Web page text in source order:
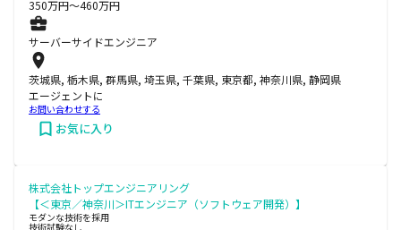
350万円〜460万円
サーバーサイドエンジニア
茨城県, 栃木県, 群馬県, 埼玉県, 千葉県, 東京都, 神奈川県, 静岡県
エージェントに
お問い合わせする
お気に入り
株式会社トップエンジニアリング
【＜東京／神奈川＞ITエンジニア（ソフトウェア開発）】
モダンな技術を採用
技術試験なし